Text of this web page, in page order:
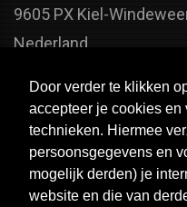
Door verder te klikken
accepteer je cookies en
technieken. Hiermee
persoonsgegevens en
mogelijk derden) je
website en die van
9605 PX Kiel-
Nederland
+31 598 - 320 402
Telefoonnummer:
+31 598 - 350 330
Email: